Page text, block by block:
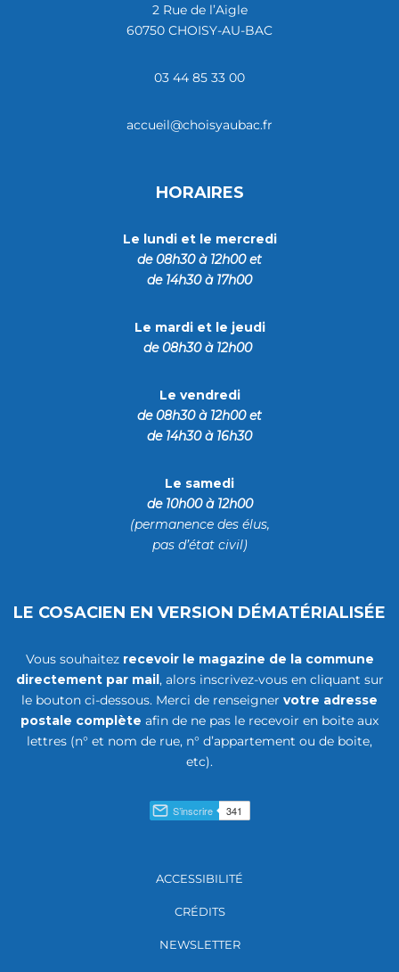
2 Rue de l’Aigle
60750 CHOISY-AU-BAC
03 44 85 33 00
accueil@choisyaubac.fr
HORAIRES
Le lundi et le mercredi
de 08h30 à 12h00et
de 14h30 à 17h00
Le mardi et le jeudi
de 08h30 à 12h00
Le vendredi
de 08h30 à 12h00 et
de 14h30 à 16h30
Le samedi
de 10h00 à 12h00
(permanence des élus,
pas d’état civil)
LE COSACIEN EN VERSION DÉMATÉRIALISÉE
Vous souhaitez recevoir le magazine de la commune
directement par mail, alors inscrivez-vous en cliquant sur
le bouton ci-dessous. Merci de renseigner votre adresse
postale complète afin de ne pas le recevoir en boite aux
lettres (n° et nom de rue, n° d’appartement ou de boite,
etc).
ACCESSIBILITÉ
CRÉDITS
NEWSLETTER